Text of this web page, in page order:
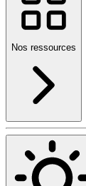
Nos ressources